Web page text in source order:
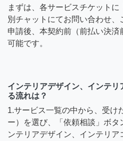
まずは、各サービスチケット
別チャットにてお問い合わせ
申請後、本契約前（前払い決
可能です。
インテリアデザイン、インテ
る流れは？
1.サービス一覧の中から、受け
ー）を選び、「依頼相談」ボタ
ンテリアデザイン、インテリ